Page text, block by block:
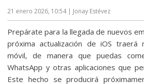
/
Publicidad
/
Cambiar
opciones
de
21 enero 2026, 10:54 | Jonay Estévez
Prepárate para la llegada de nuevos
próxima actualización de iOS
móvil, de manera que puedas
WhatsApp y otras aplicaciones que
Este hecho se producirá